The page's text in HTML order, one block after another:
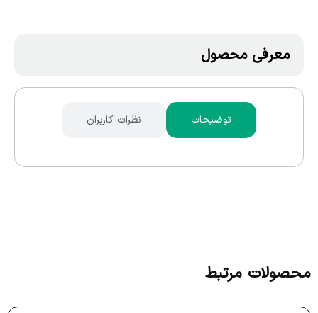
معرفی محصول
توضیحات نظرات کاربران
محصولات مرتبط